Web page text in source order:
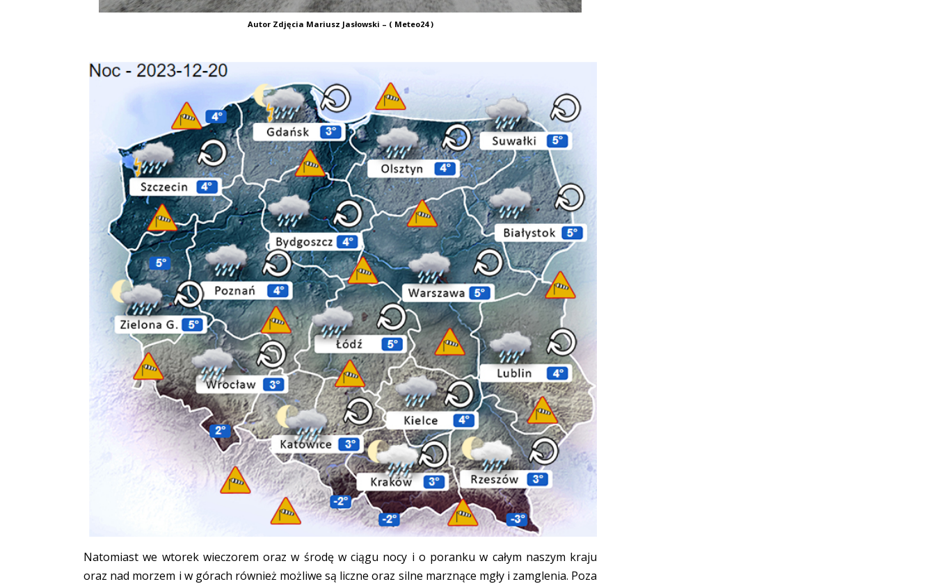
Autor Zdjęcia Mariusz Jasłowski – ( Meteo24 )
Natomiast we wtorek wieczorem oraz w środę w ciągu nocy i o poranku w całym naszym kraju
oraz nad morzem i w górach również możliwe są liczne oraz silne marznące mgły i zamglenia. Poza